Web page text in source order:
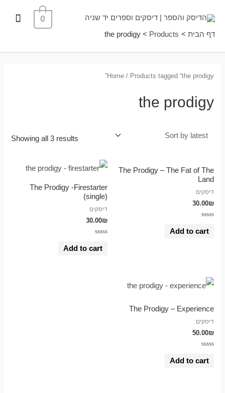
0
דף הבית Products
the prodigy
Home/ Products tagged “the prodigy”
the prodigy
Showing all 3 results
The Prodigy – The Fat of The
Land
דיסקים
30.00₪
out
Add to cart
The Prodigy -Firestarter
(single)
דיסקים
30.00₪
out
Add to cart
The Prodigy – Experience
דיסקים
50.00₪
out
Add to cart